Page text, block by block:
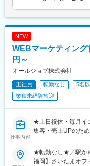
が、その場合は必
・リモート勤務相
◆当社の特徴
す。
・文化施設やイベン
す。
・与件調査（現場
理）
応）
【角川武蔵野ミュ
アート・アニメ・博
世界的建築家・隈研
を生み出し、やりが
https://kadcul.com/
【ほか案件について】
KADOKAWAの漫画
NEW
WEBマーケティング
円～
オールジョブ株式会社
正社員 転勤なし 5名
業種未経験歓迎
仕事内容
★土日祝休・毎月イ
集客・売上UPのた
★転勤なし★／駅か
福岡】さいたまオフ